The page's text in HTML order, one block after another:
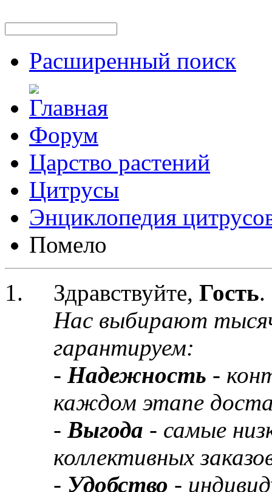
Расширенный поиск
Форум
Царство растений
Цитрусы
Энциклопедия
Помело
Здравствуйте, Гость.
Нас выбирают
гарантируем:
- Надежность -
каждом этапе
- Выгода - самые
коллективных
- Удобство -